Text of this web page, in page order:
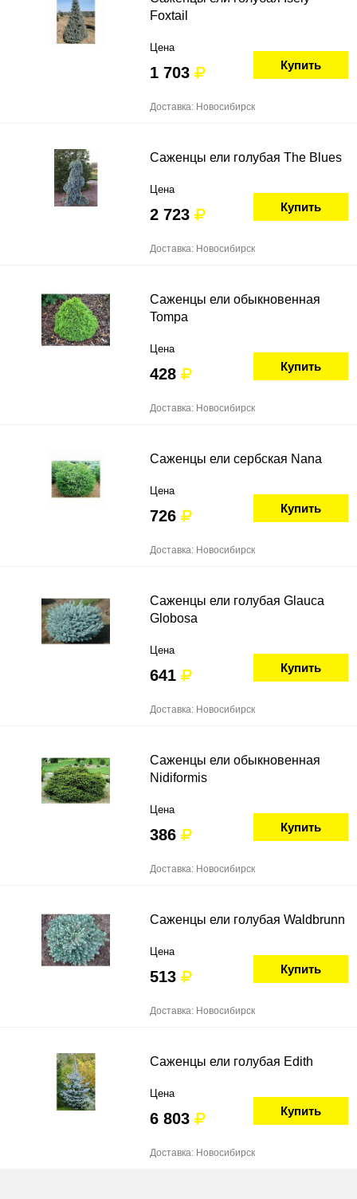
Foxtail
Цена
1 703 Купить
Доставка: Новосибирск
Саженцы ели голубая The Blues
Цена
2 723 Купить
Доставка: Новосибирск
Саженцы ели обыкновенная
Tompa
Цена
428 Купить
Доставка: Новосибирск
Саженцы ели сербская Nana
Цена
726 Купить
Доставка: Новосибирск
Саженцы ели голубая Glauca
Globosa
Цена
641 Купить
Доставка: Новосибирск
Саженцы ели обыкновенная
Nidiformis
Цена
386 Купить
Доставка: Новосибирск
Саженцы ели голубая Waldbrunn
Цена
513 Купить
Доставка: Новосибирск
Саженцы ели голубая Edith
Цена
6 803 Купить
Доставка: Новосибирск